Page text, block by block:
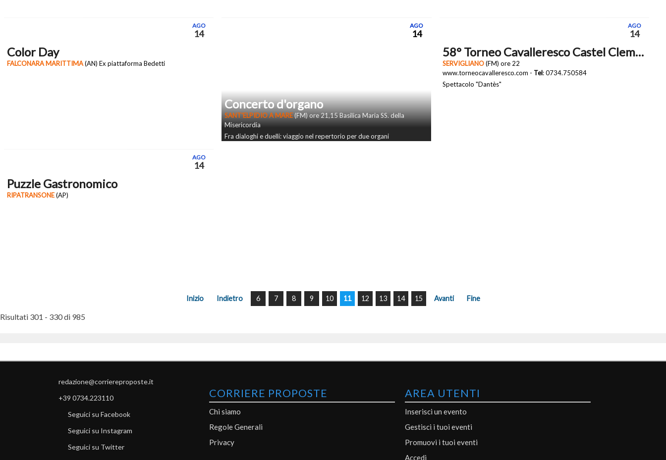
AGO
14
Color Day
FALCONARA MARITTIMA(AN) Ex piattaforma Bedetti
AGO
14
Concerto d'organo
SANT'ELPIDIO A MARE(FM) ore 21,15 Basilica Maria SS. della
Misericordia
Fra dialoghi e duelli: viaggio nel repertorio per due organi
AGO
14
58° Torneo Cavalleresco Castel Clementino
SERVIGLIANO(FM) ore 22
www.torneocavalleresco.com - Tel: 0734.750584
Spettacolo "Dantès"
AGO
14
Puzzle Gastronomico
RIPATRANSONE(AP)
Inizio Indietro 6 7 8 9 10 11 12 13 14 15 Avanti Fine
Risultati 301 - 330 di 985
redazione@corriereproposte.it
+39 0734.223110
Seguici su Facebook
Seguici su Instagram
Seguici su Twitter
CORRIERE PROPOSTE
Chi siamo
Regole Generali
Privacy
AREA UTENTI
Inserisci un evento
Gestisci i tuoi eventi
Promuovi i tuoi eventi
Accedi